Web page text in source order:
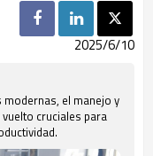
2025/6/10
el manejo y
cruciales para